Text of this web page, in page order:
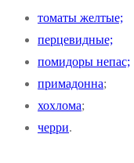
томаты желтые;
перцевидные;
помидоры непас;
примадонна;
хохлома;
черри.